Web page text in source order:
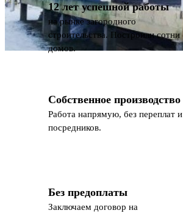
12 лет успешной работы
на рынке загородного
строительства. Построили сотни
домов.
Собственное производство
Работа напрямую, без переплат и
посредников.
Без предоплаты
Заключаем договор на